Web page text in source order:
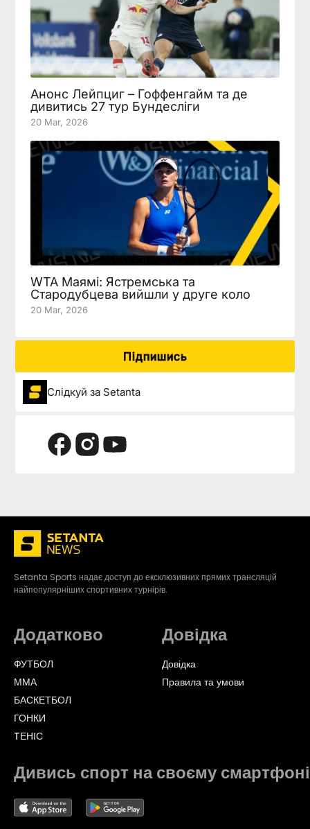
Анонс Лейпциг – Гоффенгайм та де
дивитись 27 тур Бундесліги
20 Mar, 2026
WTA Маямі: Ястремська та
Стародубцева вийшли у друге коло
20 Mar, 2026
Підпишись
Слідкуй за Setanta
Setanta Sports надає доступ до ексклюзивних прямих трансляцій
найпопулярніших спортивних турнірів.
Додатково
ФУТБОЛ
ММА
БАСКЕТБОЛ
ГОНКИ
TЕНІС
Довідка
Довідка
Правила та умови
Дивись спорт на своєму смартфоні